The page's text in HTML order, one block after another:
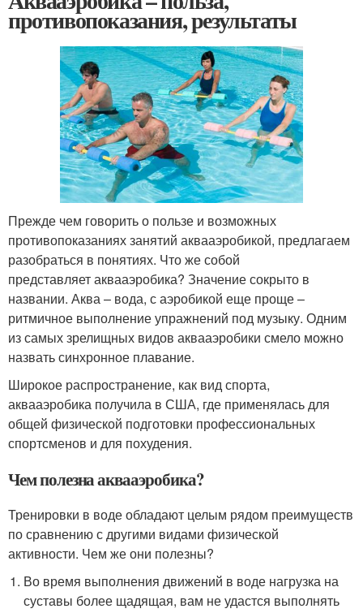
противопоказания, результаты
Прежде чем говорить о пользе и возможных
противопоказаниях занятий аквааэробикой, предлагаем
разобраться в понятиях. Что же собой
представляет аквааэробика? Значение сокрыто в
названии. Аква – вода, с аэробикой еще проще –
ритмичное выполнение упражнений под музыку. Одним
из самых зрелищных видов аквааэробики смело можно
назвать синхронное плавание.
Широкое распространение, как вид спорта,
аквааэробика получила в США, где применялась для
общей физической подготовки профессиональных
спортсменов и для похудения.
Чем полезна аквааэробика?
Тренировки в воде обладают целым рядом преимуществ
по сравнению с другими видами физической
активности. Чем же они полезны?
Во время выполнения движений в воде нагрузка на
суставы более щадящая, вам не удастся выполнять